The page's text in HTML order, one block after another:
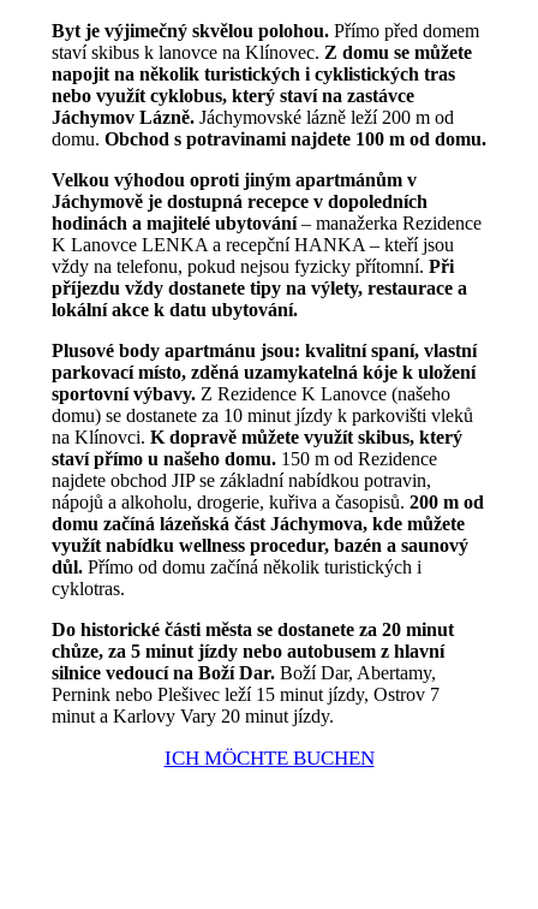
Byt je výjimečný skvělou polohou. Přímo před domem
staví skibus k lanovce na Klínovec. Z domu se můžete
napojit na několik turistických i cyklistických tras
nebo využít cyklobus, který staví na zastávce
Jáchymov Lázně. Jáchymovské lázně leží 200 m od
domu. Obchod s potravinami najdete 100 m od domu.
Velkou výhodou oproti jiným apartmánům v
Jáchymově je dostupná recepce v dopoledních
hodinách a majitelé ubytování– manažerka Rezidence
K Lanovce LENKA a recepční HANKA – kteří jsou
vždy na telefonu, pokud nejsou fyzicky přítomní. Při
příjezdu vždy dostanete tipy na výlety, restaurace a
lokální akce k datu ubytování.
Plusové body apartmánu jsou: kvalitní spaní, vlastní
parkovací místo, zděná uzamykatelná kóje k uložení
sportovní výbavy. Z Rezidence K Lanovce (našeho
domu) se dostanete za 10 minut jízdy k parkovišti vleků
na Klínovci. K dopravě můžete využít skibus, který
staví přímo u našeho domu. 150 m od Rezidence
najdete obchod JIP se základní nabídkou potravin,
nápojů a alkoholu, drogerie, kuřiva a časopisů. 200 m od
domu začíná lázeňská část Jáchymova, kde můžete
využít nabídku wellness procedur, bazén a saunový
důl. Přímo od domu začíná několik turistických i
cyklotras.
Do historické části města se dostanete za 20 minut
chůze, za 5 minut jízdy nebo autobusem z hlavní
silnice vedoucí na Boží Dar. Boží Dar, Abertamy,
Pernink nebo Plešivec leží 15 minut jízdy, Ostrov 7
minut a Karlovy Vary 20 minut jízdy.
ICH MÖCHTE BUCHEN